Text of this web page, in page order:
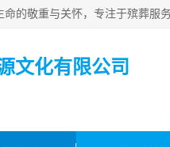
文化有限公司